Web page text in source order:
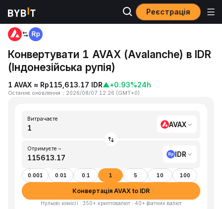
Реєстрація
Головна
Конвертувати 1 AVAX (Avalanche) в IDR
(Індонезійська рупія)
1 AVAX ≈ Rp115,613.17 IDR▲+0.93%24h
Останнє оновлення ： 2026/08/07 12:26 (GMT+0)
Витрачаєте
AVAX
Отримуєте ~
IDR
0.001 0.01 0.1 1 5 10 100
Конвертація AVAX to IDR
Нульові комісії · 350+ криптовалют · 40+ фіатних валют